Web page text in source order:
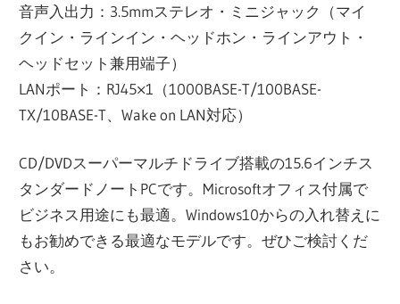
音声入出力：3.5mmステレオ・ミニジャック（マイ
クイン・ラインイン・ヘッドホン・ラインアウト・
ヘッドセット兼用端子）
LANポート：RJ45×1（1000BASE-T/100BASE-
TX/10BASE-T、Wake on LAN対応）
CD/DVDスーパーマルチドライブ搭載の15.6インチス
タンダードノートPCです。Microsoftオフィス付属で
ビジネス用途にも最適。Windows10からの入れ替えに
もお勧めできる最適なモデルです。ぜひご検討くだ
さい。